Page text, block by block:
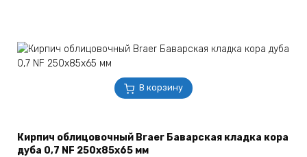
В корзину
Кирпич облицовочный Braer Баварская кладка кора
дуба 0,7 NF 250х85х65 мм